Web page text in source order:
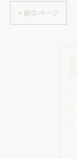
< 前のページ